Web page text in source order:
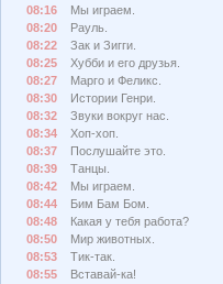
08:16
Мы играем.
08:20
Рауль.
08:22
Зак и Зигги.
08:25
Хубби и его друзья.
08:27
Марго и Феликс.
08:30
Истории Генри.
08:32
Звуки вокруг нас.
08:34
Хоп-хоп.
08:37
Послушайте это.
08:39
Танцы.
08:42
Мы играем.
08:44
Бим Бам Бом.
08:48
Какая у тебя работа?
08:50
Мир животных.
08:53
Тик-так.
08:55
Вставай-ка!